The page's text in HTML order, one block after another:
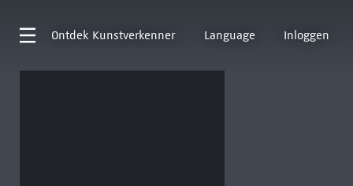
Ontdek Kunstverkenner Language Inloggen